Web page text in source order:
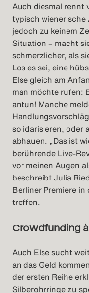
Auch diesmal rennt
typisch
jedoch zu keinem
Situation – macht
schmerzlicher, als
Los es sei, eine
Else gleich am
man möchte rufen:
antun! Manche
solidarisieren, oder
abhauen. „Das ist
berührende Live-
vor meinen Augen
beschreibt Julia
Berliner Premiere
treffen.
Crowdfunding
Auch Else sucht
an das Geld
der ersten Reihe
Silberohrringe zu